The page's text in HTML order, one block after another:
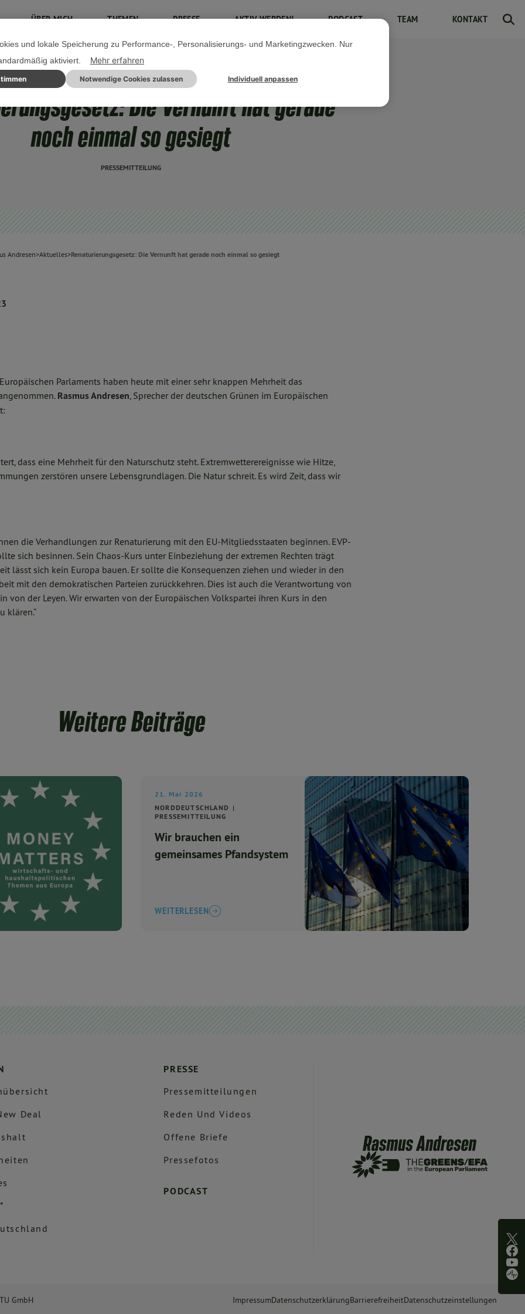
ÜBER MICH THEMEN PRESSE AKTIV WERDEN! PODCAST TEAM KONTAKT
12. JULI 2023
Die Vernunft hat gerade
noch einmal so gesiegt
PRESSEMITTEILUNG
Andresen>Aktuelles>Renaturierungsgesetz: Die Vernunft hat gerade noch einmal so gesiegt
Parlaments haben heute mit einer sehr knappen Mehrheit das
Rasmus Andresen, Sprecher der deutschen Grünen im Europäischen
dass eine Mehrheit für den Naturschutz steht. Extremwetterereignisse wie Hitze,
zerstören unsere Lebensgrundlagen. Die Natur schreit. Es wird Zeit, dass wir
die Verhandlungen zur Renaturierung mit den EU-Mitgliedsstaaten beginnen. EVP-
sich besinnen. Sein Chaos-Kurs unter Einbeziehung der extremen Rechten trägt
lässt sich kein Europa bauen. Er sollte die Konsequenzen ziehen und wieder in den
mit den demokratischen Parteien zurückkehren. Dies ist auch die Verantwortung von
von der Leyen. Wir erwarten von der Europäischen Volkspartei ihren Kurs in den
klären.“
Weitere Beiträge
21. Mai 2026
NORDDEUTSCHLAND
PRESSEMITTEILUNG
Wir brauchen ein
gemeinsames Pfandsystem
WEITERLESEN
Deal
PRESSE
Pressemitteilungen
Reden Und Videos
Offene Briefe
Pressefotos
PODCAST
GmbH ImpressumDatenschutzerklärungBarrierefreiheitDatenschutzeinstellungen
und lokale Speicherung zu Performance-, Personalisierungs- und Marketingzwecken. Nur
aktiviert.
Mehr erfahren
Notwendige Cookies zulassen Individuell anpassen